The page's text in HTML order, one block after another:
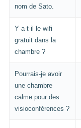
nom de Sato.
Y a-t-il le wifi
gratuit dans la
chambre ?
Pourrais-je avoir
une chambre
calme pour des
visioconférences ?